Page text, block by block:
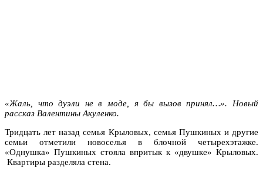
«Жаль, что дуэли не в моде, я бы вызов принял…». Новый
рассказ Валентины Акуленко.
Тридцать лет назад семья Крыловых, семья Пушкиных и другие
семьи отметили новоселья в блочной четырехэтажке.
«Однушка» Пушкиных стояла впритык к «двушке» Крыловых.
Квартиры разделяла стена.